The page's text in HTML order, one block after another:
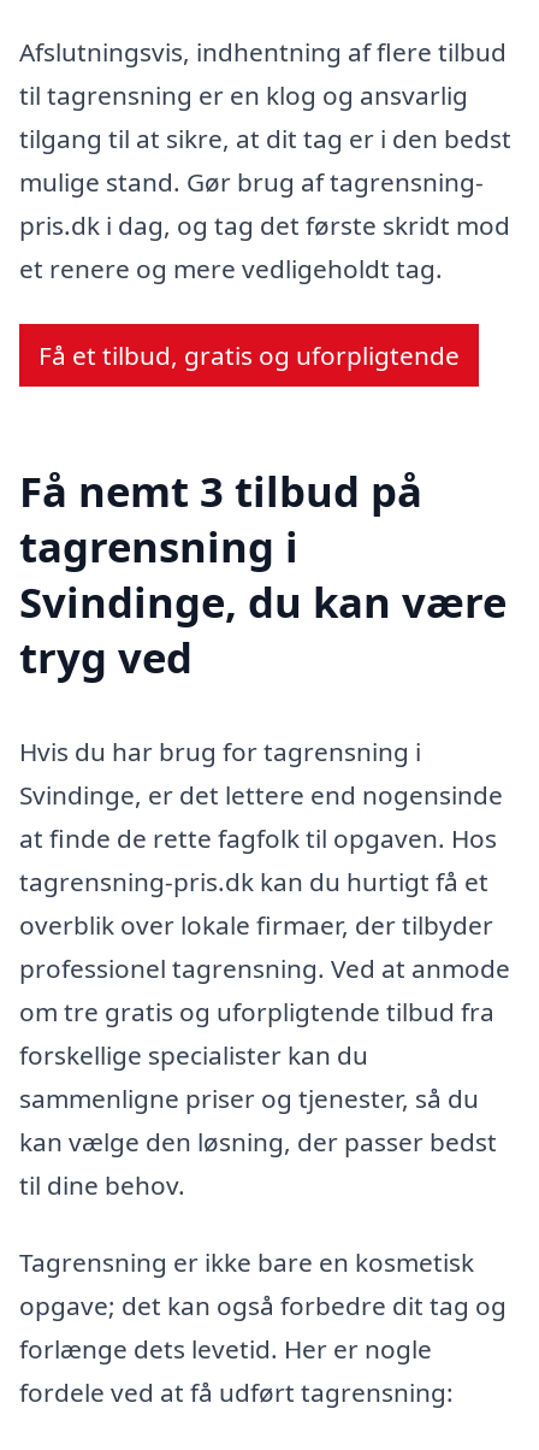
Afslutningsvis, indhentning af flere tilbud
til tagrensning er en klog og ansvarlig
tilgang til at sikre, at dit tag er i den bedst
mulige stand. Gør brug af tagrensning-
pris.dk i dag, og tag det første skridt mod
et renere og mere vedligeholdt tag.
Få et tilbud, gratis og uforpligtende
Få nemt 3 tilbud på
tagrensning i
Svindinge, du kan være
tryg ved
Hvis du har brug for tagrensning i
Svindinge, er det lettere end nogensinde
at finde de rette fagfolk til opgaven. Hos
tagrensning-pris.dk kan du hurtigt få et
overblik over lokale firmaer, der tilbyder
professionel tagrensning. Ved at anmode
om tre gratis og uforpligtende tilbud fra
forskellige specialister kan du
sammenligne priser og tjenester, så du
kan vælge den løsning, der passer bedst
til dine behov.
Tagrensning er ikke bare en kosmetisk
opgave; det kan også forbedre dit tag og
forlænge dets levetid. Her er nogle
fordele ved at få udført tagrensning: